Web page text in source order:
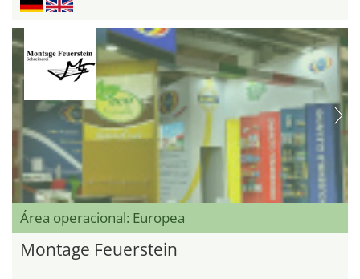
Área operacional: Europea
Montage Feuerstein